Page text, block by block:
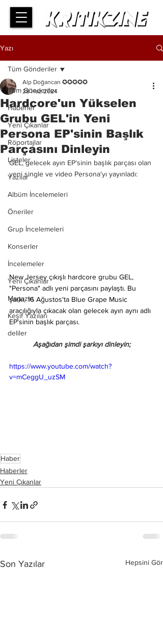
Yazı
Tüm Gönderiler
Haberler
Yeni Çıkanlar
Röportajlar
Listeler
Yazılar
Albüm İncelemeleri
Öneriler
Grup İncelemeleri
Konserler
İncelemeler
Yeni Çıkanlar
Magazin
Keşif Yazıları
deliler
Tüm Gönderiler
Hardcore'un Yükselen
Grubu GEL'in Yeni
Persona EP'sinin Başlık
Parçasını Dinleyin
Alp Doğancan ✪✪✪✪✪
28 Haz 2024
GEL, gelecek ayın EP'sinin başlık parçası olan
yeni single ve video Persona'yı yayınladı:
New Jersey çıkışlı hardcore grubu GEL,
"Persona" adlı yeni parçasını paylaştı. Bu
şarkı, 16 Ağustos'ta Blue Grape Music
aracılığıyla çıkacak olan gelecek ayın aynı adlı
EP'sinin başlık parçası.
Aşağıdan şimdi şarkıyı dinleyin;
https://www.youtube.com/watch?
v=mCeggU_uzSM
Haber
Haberler
Yeni Çıkanlar
Son Yazılar Hepsini Gör